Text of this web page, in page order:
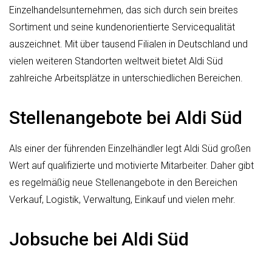
Einzelhandelsunternehmen, das sich durch sein breites
Sortiment und seine kundenorientierte Servicequalität
auszeichnet. Mit über tausend Filialen in Deutschland und
vielen weiteren Standorten weltweit bietet Aldi Süd
zahlreiche Arbeitsplätze in unterschiedlichen Bereichen.
Stellenangebote bei Aldi Süd
Als einer der führenden Einzelhändler legt Aldi Süd großen
Wert auf qualifizierte und motivierte Mitarbeiter. Daher gibt
es regelmäßig neue Stellenangebote in den Bereichen
Verkauf, Logistik, Verwaltung, Einkauf und vielen mehr.
Jobsuche bei Aldi Süd